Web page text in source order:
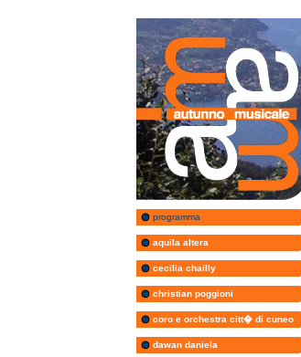
programma
aquila altera
cecilia chailly
christian poggioni
coro e orchestra citt� di cuneo
dawan daniela